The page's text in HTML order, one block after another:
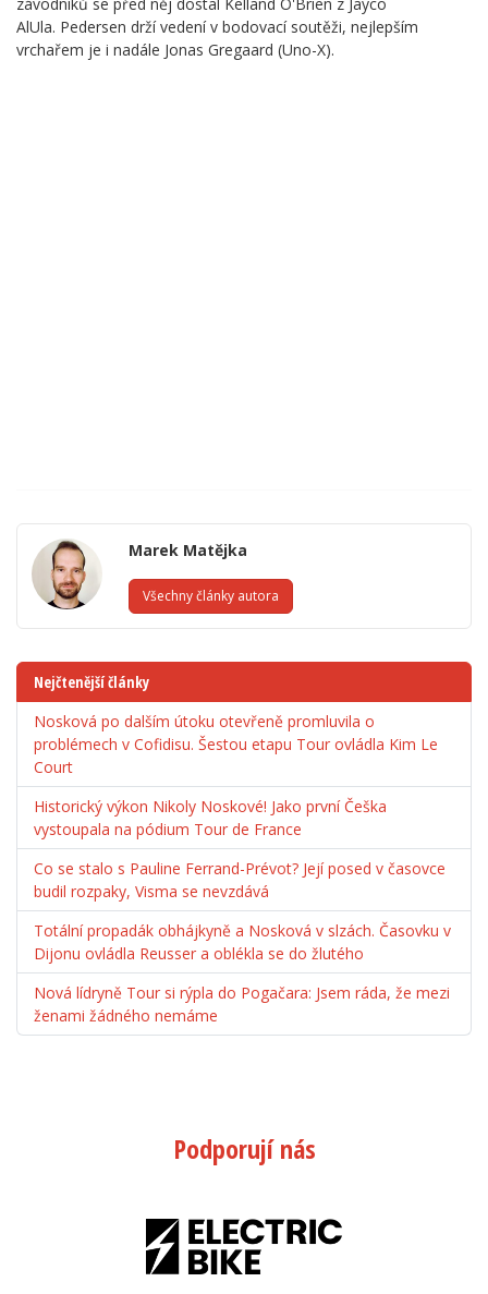
AlUla. Pedersen drží vedení v bodovací soutěži, nejlepším
vrchařem je i nadále Jonas Gregaard (Uno-X).
Marek Matějka
Všechny články autora
Nejčtenější články
Nosková po dalším útoku otevřeně promluvila o
problémech v Cofidisu. Šestou etapu Tour ovládla Kim Le
Court
Historický výkon Nikoly Noskové! Jako první Češka
vystoupala na pódium Tour de France
Co se stalo s Pauline Ferrand-Prévot? Její posed v časovce
budil rozpaky, Visma se nevzdává
Totální propadák obhájkyně a Nosková v slzách. Časovku v
Dijonu ovládla Reusser a oblékla se do žlutého
Nová lídryně Tour si rýpla do Pogačara: Jsem ráda, že mezi
ženami žádného nemáme
Podporují nás